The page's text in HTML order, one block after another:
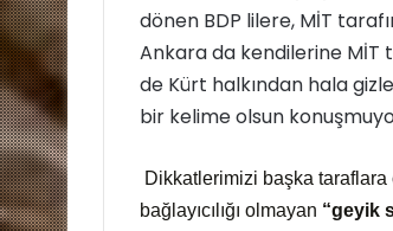
dönen BDP lilere, MİT
Ankara da kendilerine MİT
de Kürt halkından hala
bir kelime olsun
Dikkatlerimizi başka taraflara
bağlayıcılığı olmayan “geyik